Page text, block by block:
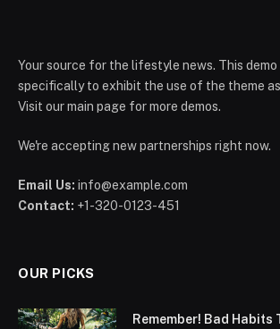
Your source for the lifestyle news. This
specifically to exhibit the use of the theme
Visit our main page for more demos.
We're accepting new partnerships right now.
Email Us: info@example.com
Contact: +1-320-0123-451
OUR PICKS
Remember! Bad Habits